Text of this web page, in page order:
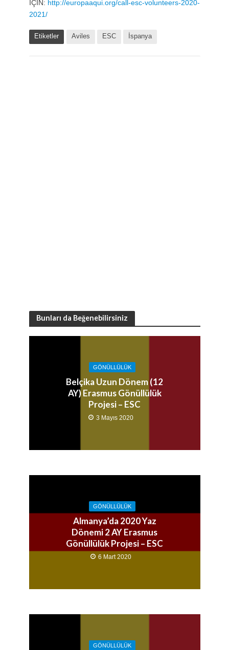
İÇİN: http://europaaqui.org/call-esc-volunteers-2020-
2021/
Etiketler Aviles ESC İspanya
Bunları da Beğenebilirsiniz
GÖNÜLLÜLÜK
Belçika Uzun Dönem (12
AY) Erasmus Gönüllülük
Projesi – ESC
3 Mayıs 2020
GÖNÜLLÜLÜK
Almanya’da 2020 Yaz
Dönemi 2 AY Erasmus
Gönüllülük Projesi – ESC
6 Mart 2020
GÖNÜLLÜLÜK